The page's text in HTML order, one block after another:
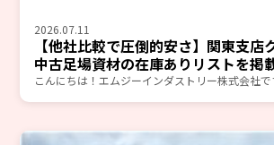
2026.07.11
【他社比較で圧倒的安さ】関東支店
中古足場資材の在庫ありリストを掲
こんにちは！エムジーインダストリー株式会社